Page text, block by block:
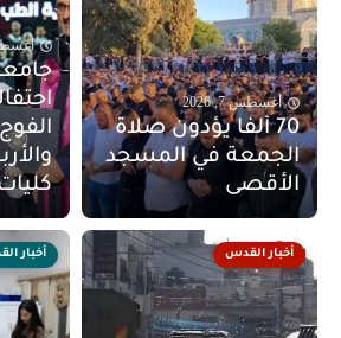
أغسطس 7, 2026
70 ألفا يؤدون صلاة
الجمعة في المسجد
الأقصى
أغسطس
أخبار القدس أخبار